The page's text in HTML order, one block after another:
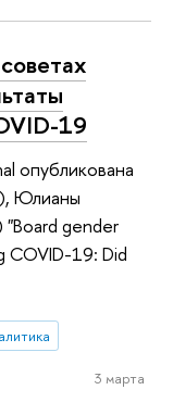
19
опубликована
Юлианы
gender
COVID-19: Did
3 марта